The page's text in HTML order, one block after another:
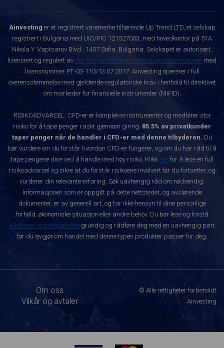
Ainvesting er et registrert varemerke tilhørende Up Trend LTD, et selskap
registrert i Bulgaria med UIC/PIC 121527003, med hovedkontor på 51A
Nikola Y. Vaptsarov Blvd., 1407 Sofia, Bulgaria. Selskapet er autorisert,
lisensiert og regulert av den bulgarske finansielle tilsynskommisjonen med
lisensnummer РГ-03-110/13.07.2017. Ainvesting opererer i full
overensstemmelse med gjeldende regulatoriske krav i henhold til direktivet
om markeder for finansielle instrumenter (MiFID).
RISIKOADVARSEL: CFD-er er komplekse instrumenter og medfører stor
risiko for å tape penger raskt gjennom giring. 85.5% av privatkunder
taper penger når de handler i CFD-er med denne tilbyderen. Du
bør vurdere om du forstår hvordan CFD-er fungerer, og om du har råd til å
tape pengene dine ved å handle med høy risiko. Klikk her for å lese en full
risikoadvarsel og sikre at du forstår risikoene involvert før du fortsetter, og
vurderer din relevante erfaring. Søk uavhengig råd om nødvendig.
Informasjonen som er oppgitt på dette nettstedet, og avslørende
dokumenter, er av generell art, og tar ikke hensyn til dine personlige
forhold, økonomiske situasjon eller andre behov. Du bør lese og forstå
vilkårene og betingelsene grundig og rådføre deg med en uavhengig part
før du avgjør om handel med denne typen produkter passer for deg.
Om oss
Vilkår og avtaler
© Alle rettigheter forbeholdt
Ainvesting